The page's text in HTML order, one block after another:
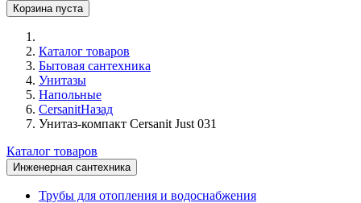
Корзина пуста
Каталог товаров
Бытовая сантехника
Унитазы
Напольные
CersanitНазад
Унитаз-компакт Cersanit Just 031
Каталог товаров
Инженерная сантехника
Трубы для отопления и водоснабжения